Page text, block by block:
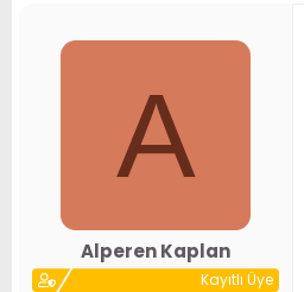
A
Alperen Kaplan
Kayıtlı Üye